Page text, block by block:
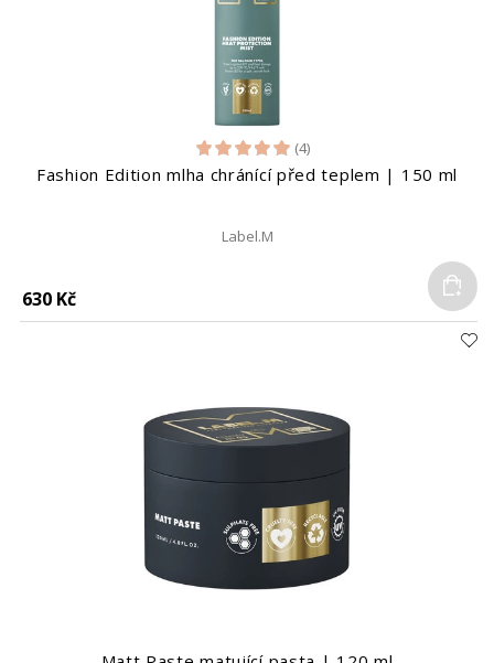
(4)
Fashion Edition mlha chránící před teplem | 150 ml
Label.M
630 Kč